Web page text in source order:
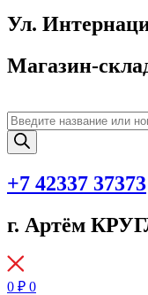
Ул.
Магазин-
Поиск
товаров
+7 42337 37373
г. Артём
0 ₽ 0